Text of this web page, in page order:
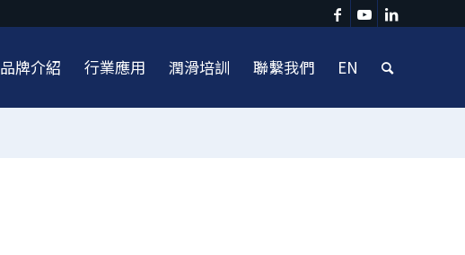
品牌介紹 行業應用 潤滑培訓 聯繫我們 EN